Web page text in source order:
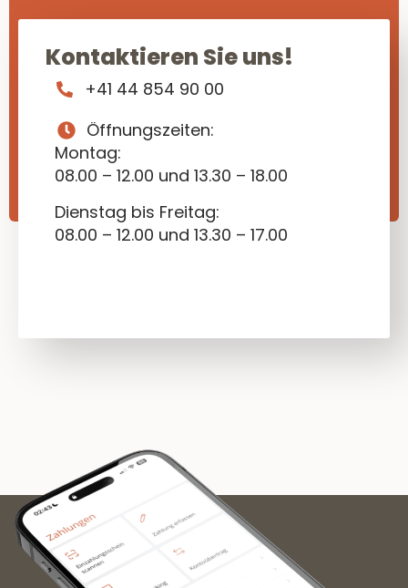
Kontaktieren Sie uns!
+41 44 854 90 00
Öffnungszeiten:
Montag:
08.00 – 12.00 und 13.30 – 18.00
Dienstag bis Freitag:
08.00 – 12.00 und 13.30 – 17.00